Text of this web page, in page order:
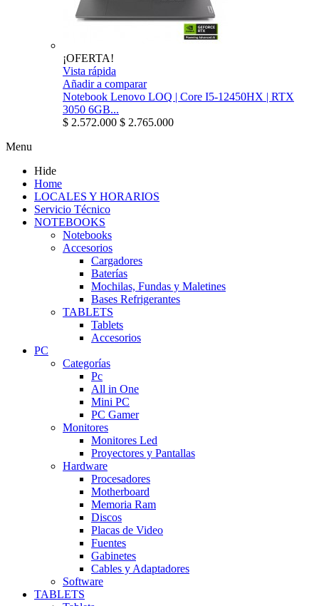
¡OFERTA!
Vista rápida
Añadir a comparar
Notebook Lenovo LOQ | Core I5-12450HX | RTX
3050 6GB...
$ 2.572.000 $ 2.765.000
Menu
Hide
Home
LOCALES Y HORARIOS
Servicio Técnico
NOTEBOOKS
Notebooks
Accesorios
Cargadores
Baterías
Mochilas, Fundas y Maletines
Bases Refrigerantes
TABLETS
Tablets
Accesorios
PC
Categorías
Pc
All in One
Mini PC
PC Gamer
Monitores
Monitores Led
Proyectores y Pantallas
Hardware
Procesadores
Motherboard
Memoria Ram
Discos
Placas de Video
Fuentes
Gabinetes
Cables y Adaptadores
Software
TABLETS